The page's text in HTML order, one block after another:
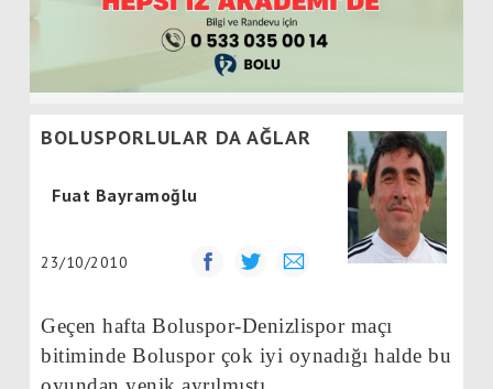
BOLUSPORLULAR DA AĞLAR
Fuat Bayramoğlu
23/10/2010
Geçen hafta Boluspor-Denizlispor maçı
bitiminde Boluspor çok iyi oynadığı halde bu